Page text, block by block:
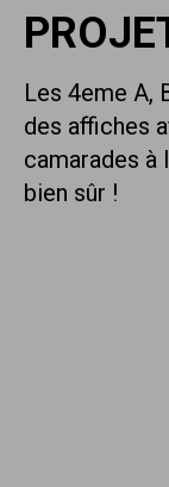
Les 4eme A,
des affiches
camarades à
bien sûr !